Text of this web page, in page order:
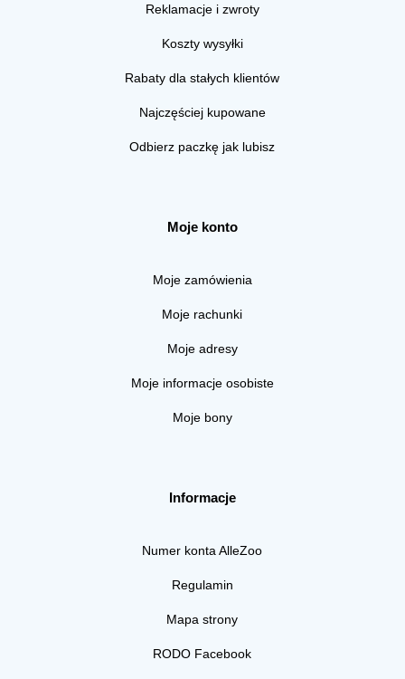
Reklamacje i zwroty
Koszty wysyłki
Rabaty dla stałych klientów
Najczęściej kupowane
Odbierz paczkę jak lubisz
Moje konto
Moje zamówienia
Moje rachunki
Moje adresy
Moje informacje osobiste
Moje bony
Informacje
Numer konta AlleZoo
Regulamin
Mapa strony
RODO Facebook